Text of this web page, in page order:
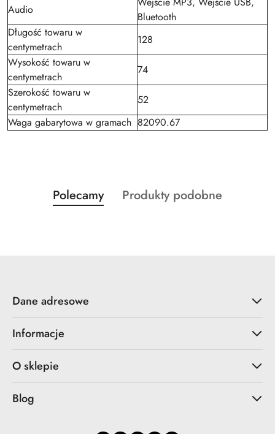
Audio
Bluetooth
Długość towaru w
centymetrach
128
Wysokość towaru w
centymetrach
74
Szerokość towaru w
centymetrach
52
Waga gabarytowa w gramach 82090.67
Pomiń karuzelę produktów
Produkty
o
Polecamy
Produkty
Produkty podobne
Dane adresowe
Informacje
O sklepie
Blog